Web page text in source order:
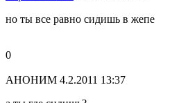
но ты все равно сидишь в жепе
0
АНОНИМ 4.2.2011 13:37